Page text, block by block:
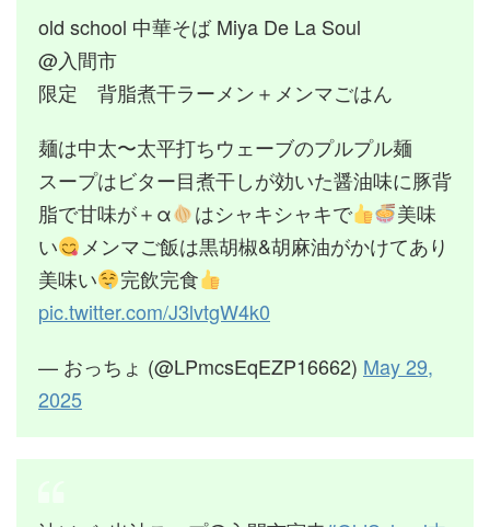
old school 中華そば Miya De La Soul
@入間市
限定 背脂煮干ラーメン＋メンマごはん
麺は中太〜太平打ちウェーブのプルプル麺
スープはビター目煮干しが効いた醤油味に豚背
脂で甘味が＋α
はシャキシャキで
美味
い
メンマご飯は黒胡椒&胡麻油がかけてあり
美味い
完飲完食
pic.twitter.com/J3lvtgW4k0
— おっちょ (@LPmcsEqEZP16662) May 29,
2025